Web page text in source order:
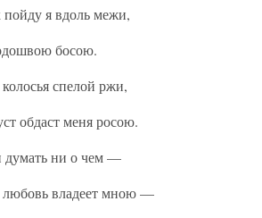
я вдоль межи,
босою.
спелой ржи,
обдаст меня росою.
думать ни о чем —
любовь владеет мною —